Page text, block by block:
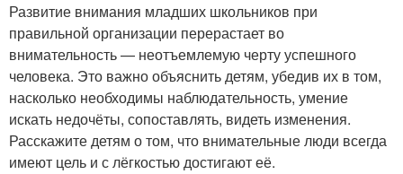
Развитие внимания младших школьников при
правильной организации перерастает во
внимательность — неотъемлемую черту успешного
человека. Это важно объяснить детям, убедив их в том,
насколько необходимы наблюдательность, умение
искать недочёты, сопоставлять, видеть изменения.
Расскажите детям о том, что внимательные люди всегда
имеют цель и с лёгкостью достигают её.